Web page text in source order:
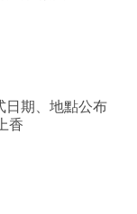
日期、地點公布
香